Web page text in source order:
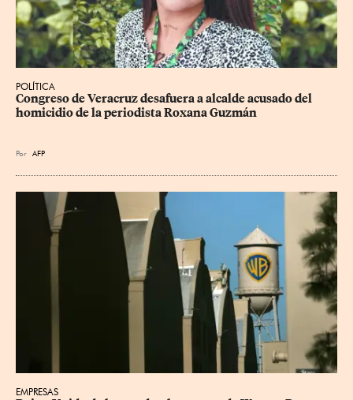
POLÍTICA
Congreso de Veracruz desafuera a alcalde acusado del
homicidio de la periodista Roxana Guzmán
Por AFP
EMPRESAS